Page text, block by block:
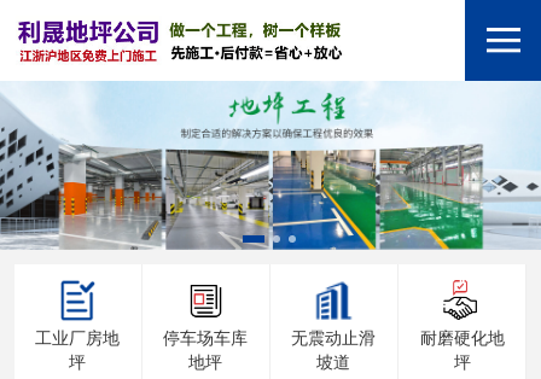
工业厂房地
坪
停车场车库
地坪
无震动止滑
坡道
耐磨硬化地
坪